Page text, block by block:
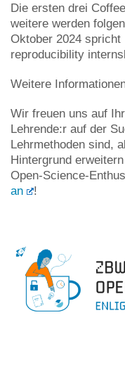
Die ersten drei
weitere werden
Oktober 2024 spricht
reproducibility
Weitere
Wir freuen uns auf
Lehrende:r auf der
Lehrmethoden sind,
Hintergrund
Open-Science-
an
!